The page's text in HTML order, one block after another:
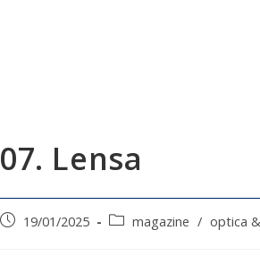
07. Lensa
19/01/2025 magazine / optica